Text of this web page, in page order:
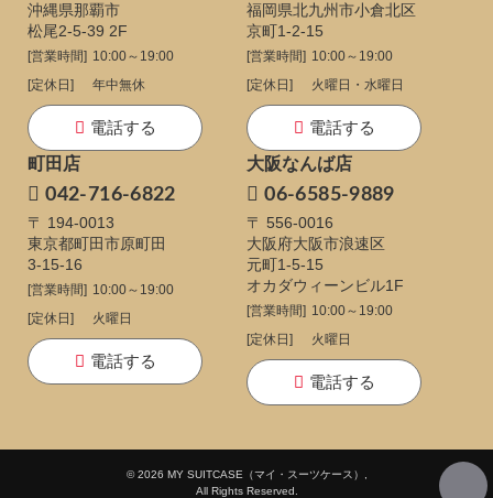
沖縄県那覇市
松尾2-5-39 2F
[営業時間] 10:00～19:00
[定休日]
年中無休
電話する
福岡県北九州市小倉北区
京町1-2-15
[営業時間] 10:00～19:00
[定休日]
火曜日・水曜日
電話する
町田店
042-716-6822
〒 194-0013
東京都町田市原町田
3-15-16
[営業時間] 10:00～19:00
[定休日]
火曜日
電話する
大阪なんば店
06-6585-9889
〒 556-0016
大阪府大阪市浪速区
元町1-5-15
オカダウィーンビル1F
[営業時間] 10:00～19:00
[定休日]
火曜日
電話する
© 2026 MY SUITCASE（マイ・スーツケース）,
All Rights Reserved.